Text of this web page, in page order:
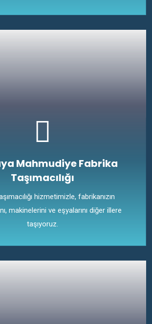
Mahmudiye Fabrika
Taşımacılığı
hizmetimizle, fabrikanızın
makinelerini ve eşyalarını diğer illere
taşıyoruz.